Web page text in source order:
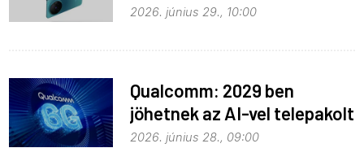
2026. június 29., 10:00
Qualcomm: 2029 ben
jöhetnek az AI-vel telepakolt
6G-s telefonok
2026. június 28., 09:00